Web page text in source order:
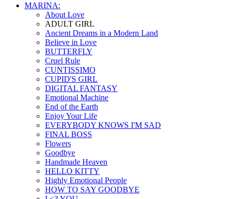
MARINA:
About Love
ADULT GIRL
Ancient Dreams in a Modern Land
Believe in Love
BUTTERFLY
Cruel Rule
CUNTISSIMO
CUPID'S GIRL
DIGITAL FANTASY
Emotional Machine
End of the Earth
Enjoy Your Life
EVERYBODY KNOWS I'M SAD
FINAL BOSS
Flowers
Goodbye
Handmade Heaven
HELLO KITTY
Highly Emotional People
HOW TO SAY GOODBYE